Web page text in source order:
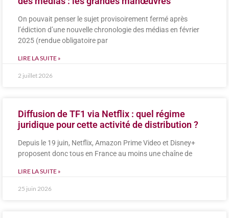
On pouvait penser le sujet provisoirement fermé après
l’édiction d’une nouvelle chronologie des médias en février
2025 (rendue obligatoire par
LIRE LA SUITE »
2 juillet 2026
Diffusion de TF1 via Netflix : quel régime
juridique pour cette activité de distribution ?
Depuis le 19 juin, Netflix, Amazon Prime Video et Disney+
proposent donc tous en France au moins une chaîne de
LIRE LA SUITE »
25 juin 2026